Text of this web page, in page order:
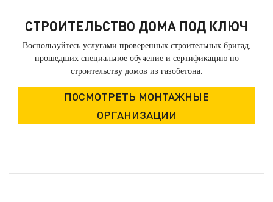
СТРОИТЕЛЬСТВО ДОМА ПОД КЛЮЧ
Воспользуйтесь услугами проверенных строительных бригад,
прошедших специальное обучение и сертификацию по
строительству домов из газобетона.
ПОСМОТРЕТЬ МОНТАЖНЫЕ
ОРГАНИЗАЦИИ